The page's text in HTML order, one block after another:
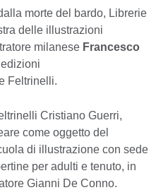
morte del bardo, Librerie
delle illustrazioni
milanese Francesco
Feltrinelli.
Cristiano Guerri,
come oggetto del
di illustrazione con sede
per adulti e tenuto, in
Gianni De Conno.